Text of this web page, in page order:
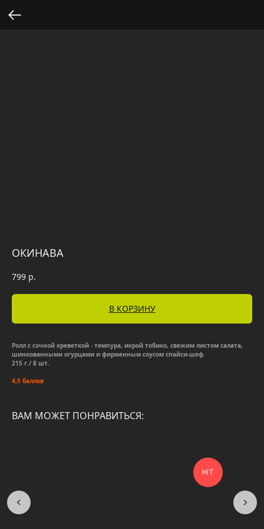
ОКИНАВА
799 р.
В КОРЗИНУ
Ролл с сочной креветкой - темпура, икрой тобико, свежим листом салата,
шинкованными огурцами и фирменным соусом спайси-шеф.
215 г./ 8 шт.
4,5 баллов
ВАМ МОЖЕТ ПОНРАВИТЬСЯ:
HIT